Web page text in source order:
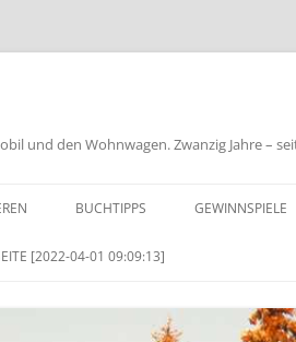
und den Wohnwagen. Zwanzig Jahre –
BUCHTIPPS GEWINNSPIELE
[2022-04-01 09:09:13]